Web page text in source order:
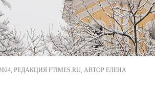
РЕДАКЦИЯ FTIMES.RU, АВТОР ЕЛЕНА